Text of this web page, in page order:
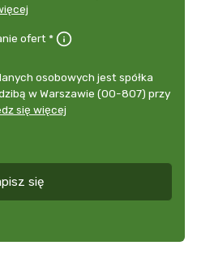
ofert *
osobowych jest spółka
w Warszawie (00-807) przy
się więcej
się